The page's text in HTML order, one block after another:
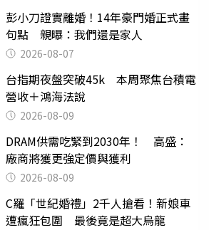
彭小刀證實離婚！14年豪門婚正式畫
句點 親曝：我們還是家人
2026-08-07
台指期夜盤突破45k 本周聚焦台積電
營收＋鴻海法說
2026-08-09
DRAM供需吃緊到2030年！ 高盛：
廠商將獲更強定價與獲利
2026-08-09
C羅「世紀婚禮」2千人搶看！新娘車
遭瘋狂包圍 最後竟是超大烏龍